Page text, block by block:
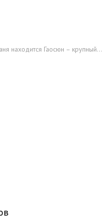
находится Гаосюн – крупный...